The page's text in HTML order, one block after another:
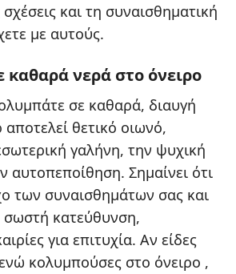
και τη συναισθηματική
με αυτούς.
καθαρά νερά στο όνειρο
σε καθαρά, διαυγή
θετικό οιωνό,
γαλήνη, την ψυχική
αυτοπεποίθηση. Σημαίνει ότι
των συναισθημάτων σας και
σωστή κατεύθυνση,
για επιτυχία. Αν είδες
ενώ κολυμπούσες στο όνειρο ,